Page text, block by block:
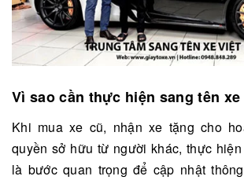
Vì sao cần thực hiện sang tên
Khi mua xe cũ, nhận xe tặng cho
quyền sở hữu từ người khác, thực
là bước quan trọng để cập nhật